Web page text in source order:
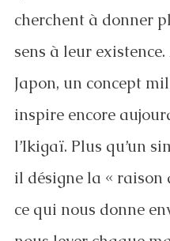
cherchent à donner
sens à leur
Japon, un concept
inspire encore
l’Ikigaï. Plus qu’un
il désigne la « raison
ce qui nous donne